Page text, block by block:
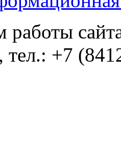
работы
, тел.: +7